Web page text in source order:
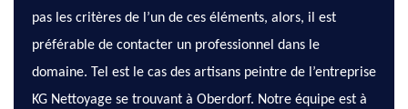
pas les critères de l’un de ces éléments, alors, il est
préférable de contacter un professionnel dans le
domaine. Tel est le cas des artisans peintre de l’entreprise
KG Nettoyage se trouvant à Oberdorf. Notre équipe est à